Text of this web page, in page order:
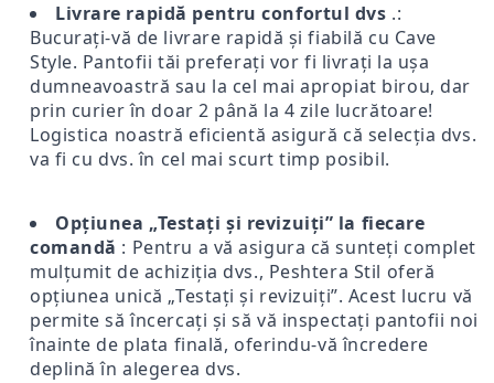
Livrare rapidă pentru confortul dvs .:
Bucurați-vă de livrare rapidă și fiabilă cu Cave
Style. Pantofii tăi preferați vor fi livrați la ușa
dumneavoastră sau la cel mai apropiat birou, dar
prin curier în doar 2 până la 4 zile lucrătoare!
Logistica noastră eficientă asigură că selecția dvs.
va fi cu dvs. în cel mai scurt timp posibil.
Opțiunea „Testați și revizuiți” la fiecare
comandă : Pentru a vă asigura că sunteți complet
mulțumit de achiziția dvs., Peshtera Stil oferă
opțiunea unică „Testați și revizuiți”. Acest lucru vă
permite să încercați și să vă inspectați pantofii noi
înainte de plata finală, oferindu-vă încredere
deplină în alegerea dvs.